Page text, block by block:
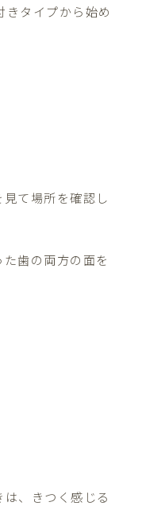
タイプから始め
て場所を確認し
歯の両方の面を
、きつく感じる